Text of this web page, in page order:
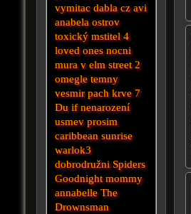
vymitac dabla cz avi
anabela ostrov
toxický mstitel 4
loved ones nocni
mura v elm street 2
omegle temny
vesmir pach krve 7
Du if nenarození
usmev prosim
caribbean sunrise
warlok3
dobrodružni Spiders
Goodnight mommy
annabelle The
Drownsman